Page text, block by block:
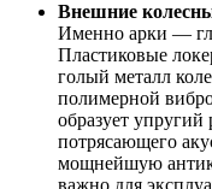
Внешние
Именно арки —
Пластиковые
голый металл
полимерной
образует
потрясающего
мощнейшую
важно для